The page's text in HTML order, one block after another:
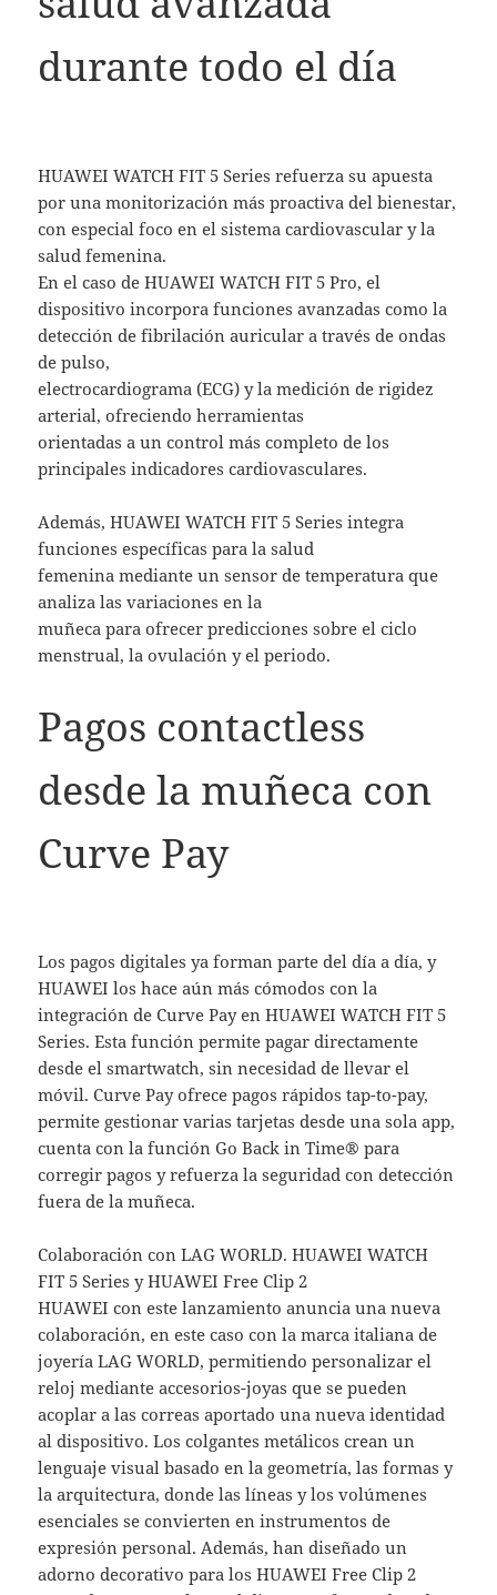
durante todo el día
HUAWEI WATCH FIT 5 Series refuerza su apuesta
por una monitorización más proactiva del bienestar,
con especial foco en el sistema cardiovascular y la
salud femenina.
En el caso de HUAWEI WATCH FIT 5 Pro, el
dispositivo incorpora funciones avanzadas como la
detección de fibrilación auricular a través de ondas
de pulso,
electrocardiograma (ECG) y la medición de rigidez
arterial, ofreciendo herramientas
orientadas a un control más completo de los
principales indicadores cardiovasculares.
Además, HUAWEI WATCH FIT 5 Series integra
funciones específicas para la salud
femenina mediante un sensor de temperatura que
analiza las variaciones en la
muñeca para ofrecer predicciones sobre el ciclo
menstrual, la ovulación y el periodo.
Pagos contactless
desde la muñeca con
Curve Pay
Los pagos digitales ya forman parte del día a día, y
HUAWEI los hace aún más cómodos con la
integración de Curve Pay en HUAWEI WATCH FIT 5
Series. Esta función permite pagar directamente
desde el smartwatch, sin necesidad de llevar el
móvil. Curve Pay ofrece pagos rápidos tap-to-pay,
permite gestionar varias tarjetas desde una sola app,
cuenta con la función Go Back in Time® para
corregir pagos y refuerza la seguridad con detección
fuera de la muñeca.
Colaboración con LAG WORLD. HUAWEI WATCH
FIT 5 Series y HUAWEI Free Clip 2
HUAWEI con este lanzamiento anuncia una nueva
colaboración, en este caso con la marca italiana de
joyería LAG WORLD, permitiendo personalizar el
reloj mediante accesorios-joyas que se pueden
acoplar a las correas aportado una nueva identidad
al dispositivo. Los colgantes metálicos crean un
lenguaje visual basado en la geometría, las formas y
la arquitectura, donde las líneas y los volúmenes
esenciales se convierten en instrumentos de
expresión personal. Además, han diseñado un
adorno decorativo para los HUAWEI Free Clip 2